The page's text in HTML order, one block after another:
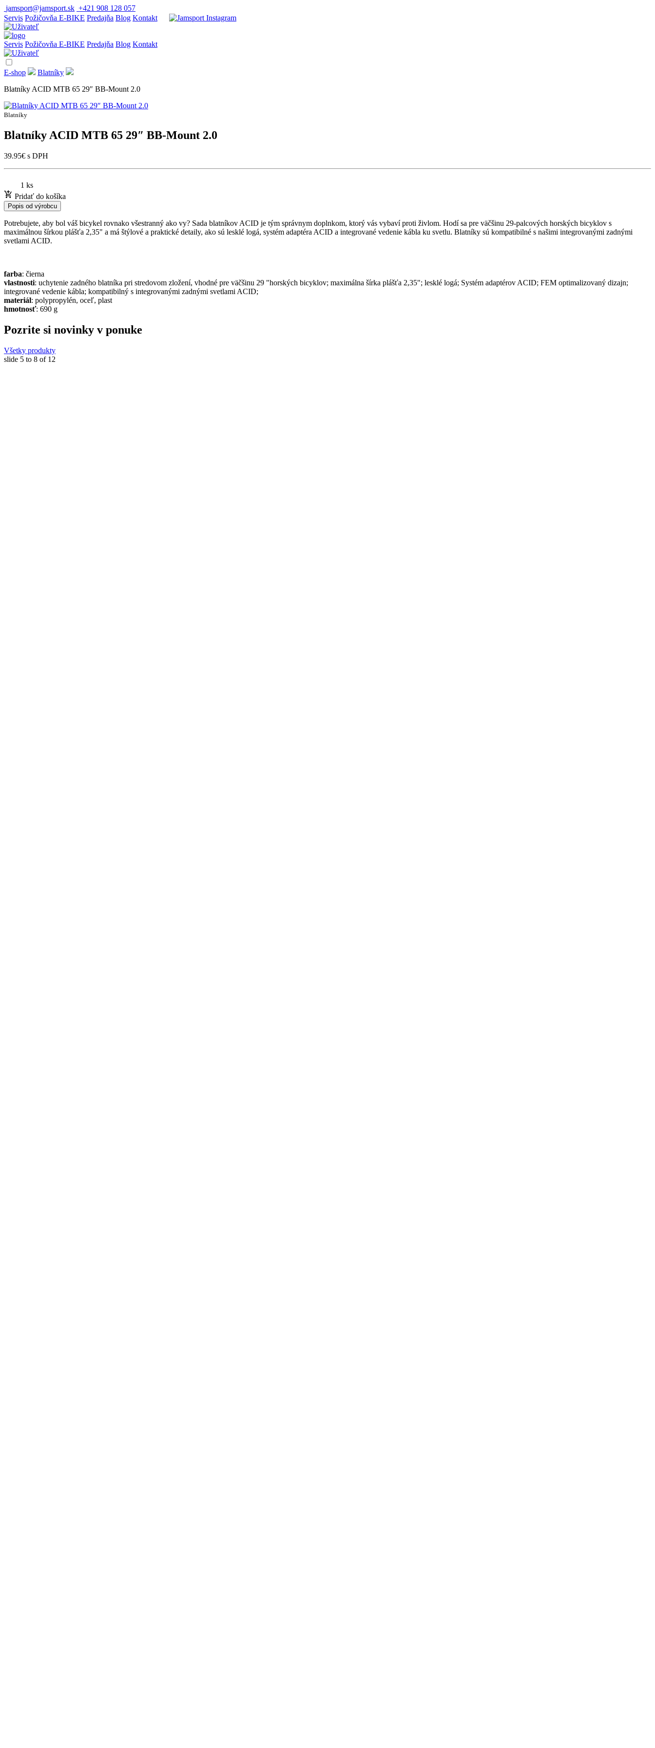
jamsport@jamsport.sk +421 908 128 057
Servis Požičovňa E-BIKE Predajňa Blog Kontakt
Servis Požičovňa E-BIKE Predajňa Blog Kontakt
E-shop
Blatníky
Blatníky ACID MTB 65 29″ BB-Mount 2.0
Blatníky
Blatníky ACID MTB 65 29″ BB-Mount 2.0
39.95€ s DPH
1 ks
Pridať do košíka
Popis od výrobcu
Potrebujete, aby bol váš bicykel rovnako všestranný ako vy? Sada blatníkov ACID je tým správnym doplnkom, ktorý vás vybaví proti živlom. Hodí sa pre väčšinu 29-palcových horských bicyklov s
maximálnou šírkou plášťa 2,35" a má štýlové a praktické detaily, ako sú lesklé logá, systém adaptéra ACID a integrované vedenie kábla ku svetlu. Blatníky sú kompatibilné s našimi integrovanými zadnými
svetlami ACID.
farba: čierna
vlastnosti: uchytenie zadného blatníka pri stredovom zložení, vhodné pre väčšinu 29 "horských bicyklov; maximálna šírka plášťa 2,35"; lesklé logá; Systém adaptérov ACID; FEM optimalizovaný dizajn;
integrované vedenie kábla; kompatibilný s integrovanými zadnými svetlami ACID;
materiál: polypropylén, oceľ, plast
hmotnosť: 690 g
Pozrite si novinky v ponuke
Všetky produkty
slide 5 to 8 of 12